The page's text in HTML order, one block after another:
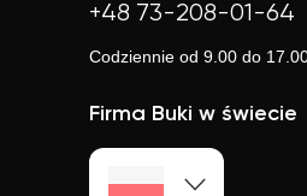
+48 73-208-01-64
Codziennie od 9.00 do
Firma Buki w świecie